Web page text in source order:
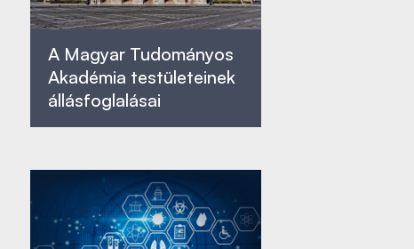
A Magyar Tudományos
Akadémia testületeinek
állásfoglalásai